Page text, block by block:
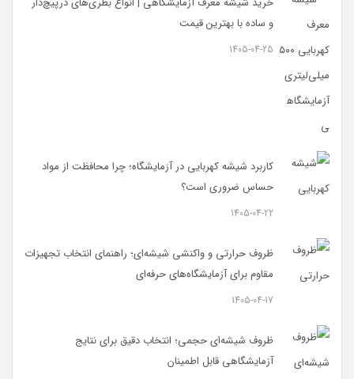
و ساده با بهترین قیمت
1405-04-25
کاربرد شیشه کهربایی در آزمایشگاه؛ چرا محافظت از مواد
حساس ضروری است؟
1405-04-22
ظروف حرارتی و واکنشی شیشه‌ای؛ راهنمای انتخاب تجهیزات
مقاوم برای آزمایشگاه‌های حرفه‌ای
1405-04-17
ظروف شیشه‌ای حجمی؛ انتخاب دقیق برای نتایج
آزمایشگاهی قابل اطمینان